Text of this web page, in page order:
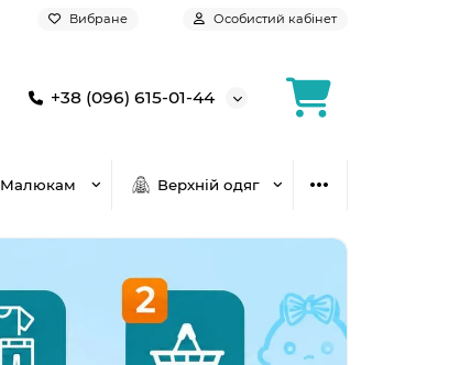
Вибране Особистий кабінет
+38 (096) 615-01-44
Малюкам Верхній одяг